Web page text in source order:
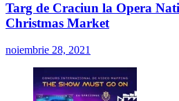
Targ de Craciun la Opera
Christmas Market
noiembrie 28, 2021